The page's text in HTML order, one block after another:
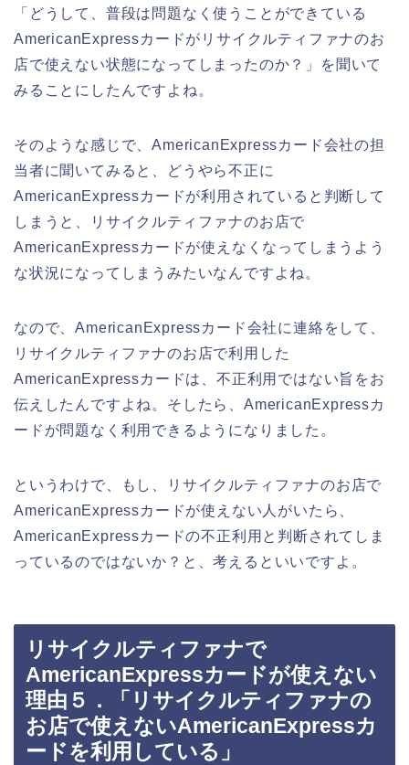
「どうして、普段は問題なく使うことができている
AmericanExpressカードがリサイクルティファナのお
店で使えない状態になってしまったのか？」を聞いて
みることにしたんですよね。
そのような感じで、AmericanExpressカード会社の担
当者に聞いてみると、どうやら不正に
AmericanExpressカードが利用されていると判断して
しまうと、リサイクルティファナのお店で
AmericanExpressカードが使えなくなってしまうよう
な状況になってしまうみたいなんですよね。
なので、AmericanExpressカード会社に連絡をして、
リサイクルティファナのお店で利用した
AmericanExpressカードは、不正利用ではない旨をお
伝えしたんですよね。そしたら、AmericanExpressカ
ードが問題なく利用できるようになりました。
というわけで、もし、リサイクルティファナのお店で
AmericanExpressカードが使えない人がいたら、
AmericanExpressカードの不正利用と判断されてしま
っているのではないか？と、考えるといいですよ。
リサイクルティファナで
AmericanExpressカードが使えない
理由５．「リサイクルティファナの
お店で使えないAmericanExpressカ
ードを利用している」